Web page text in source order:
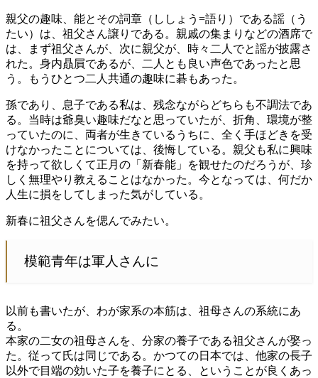
親父の趣味、能とその詞章（ししょう=語り）である謡（う
たい）は、祖父さん譲りである。親戚の集まりなどの酒席で
は、まず祖父さんが、次に親父が、時々二人でと謡が披露さ
れた。身内贔屓であるが、二人とも良い声色であったと思
う。もうひとつ二人共通の趣味に碁もあった。
孫であり、息子である私は、残念ながらどちらも不調法であ
る。当時は爺臭い趣味だなと思っていたが、折角、環境が整
っていたのに、両者が生きているうちに、全く手ほどきを受
けなかったことについては、後悔している。親父も私に興味
を持って欲しくて正月の「新春能」を観せたのだろうが、珍
しく無理やり教えることはなかった。今となっては、何だか
人生に損をしてしまった気がしている。
新春に祖父さんを偲んでみたい。
模範青年は軍人さんに
以前も書いたが、わが家系の本筋は、祖母さんの系統にあ
る。
本家の二女の祖母さんを、分家の養子である祖父さんが娶っ
た。従って氏は同じである。かつての日本では、他家の長子
以外で目端の効いた子を養子にとる、ということが良くあっ